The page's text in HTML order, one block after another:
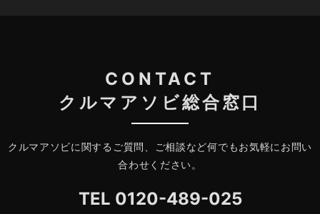
CONTACT
クルマアソビ総合窓口
クルマアソビに関するご質問、ご相談など何でもお気軽にお問い
合わせください。
TEL 0120-489-025